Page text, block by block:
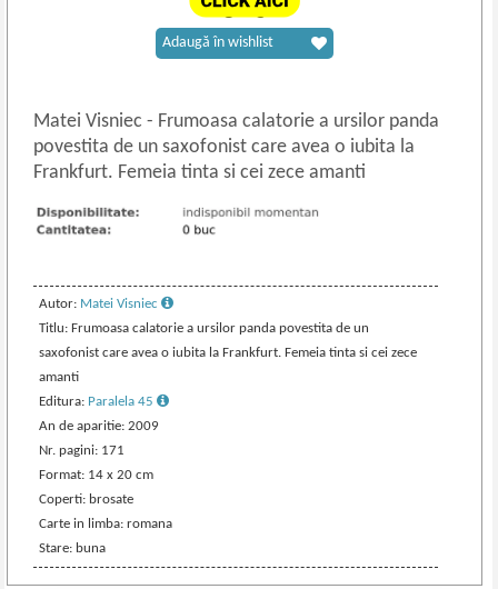
Matei Visniec- Frumoasa calatorie a ursilor panda
povestita de un saxofonist care avea o iubita la
Frankfurt. Femeia tinta si cei zece amanti
Autor: Matei Visniec
Titlu: Frumoasa calatorie a ursilor panda povestita de un
saxofonist care avea o iubita la Frankfurt. Femeia tinta si cei zece
amanti
Editura: Paralela 45
An de aparitie: 2009
Nr. pagini: 171
Format: 14 x 20 cm
Coperti: brosate
Carte in limba: romana
Stare: buna
Adaugă în wishlist